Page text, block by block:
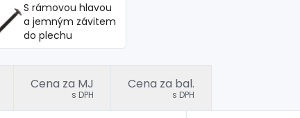
S rámovou hlavou
a jemným závitem
do plechu
Cena za MJ
s DPH
Cena za bal.
s DPH